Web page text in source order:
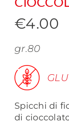
€4.00
gr.80
Spicchi di
di